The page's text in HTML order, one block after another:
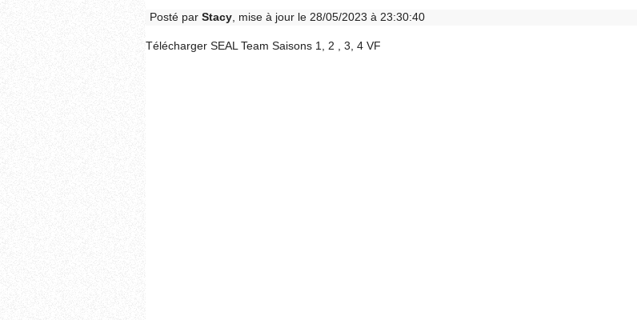
Posté par Stacy , mise à jour le 28/05/2023 à 23:30:40
Télécharger SEAL Team Saisons 1, 2 , 3, 4 VF